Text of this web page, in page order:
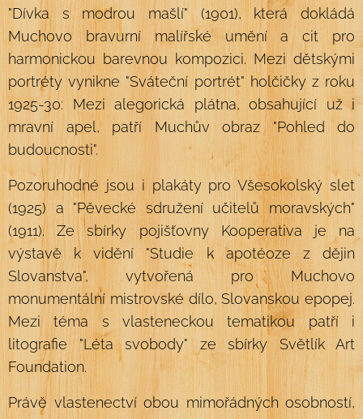
"Dívka s modrou mašlí" (1901), která dokládá
Muchovo bravurní malířské umění a cit pro
harmonickou barevnou kompozici. Mezi dětskými
portréty vynikne "Sváteční portrét" holčičky z roku
1925-30: Mezi alegorická plátna, obsahující už i
mravní apel, patří Muchův obraz "Pohled do
budoucnosti".
Pozoruhodné jsou i plakáty pro Všesokolský slet
(1925) a "Pěvecké sdružení učitelů moravských"
(1911). Ze sbírky pojišťovny Kooperativa je na
výstavě k vidění "Studie k apotéoze z dějin
Slovanstva", vytvořená pro Muchovo
monumentální mistrovské dílo, Slovanskou epopej.
Mezi téma s vlasteneckou tematikou patří i
litografie "Léta svobody" ze sbírky Světlík Art
Foundation.
Právě vlastenectví obou mimořádných osobností,